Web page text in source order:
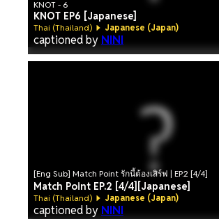
KNOT - 6
KNOT EP6 [Japanese]
Thai (Thailand) Japanese (Japan)
captioned by NINI
[Eng Sub] Match Point รักนี้ต้องเสิร์ฟ | EP.2 [4/4]
Match Point EP.2 [4/4][Japanese]
Thai (Thailand) Japanese (Japan)
captioned by NINI